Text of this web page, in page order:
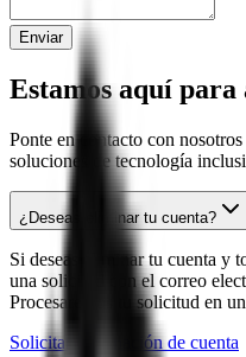
Enviar
Estamos aquí para
Ponte en contacto con
soluciones de tecnología
¿Deseas eliminar tu cuenta?
Si deseas eliminar tu cuenta y
una solicitud con el correo
Procesaremos tu solicitud en
Solicitar eliminación de cuenta